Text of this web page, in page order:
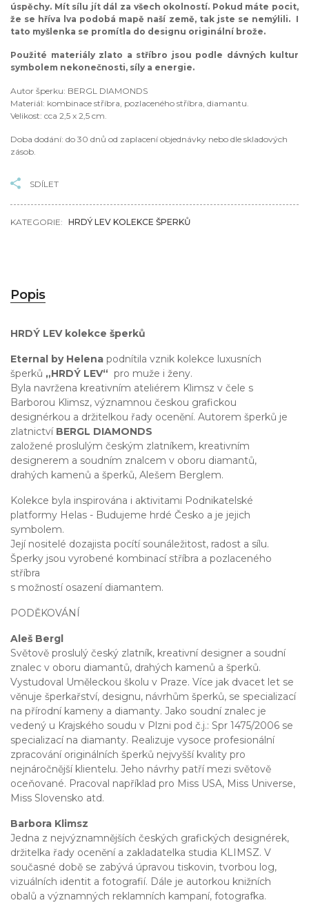
úspěchy. Mít sílu jít dál za všech okolností. Pokud máte pocit,
že se hříva lva podobá mapě naší země, tak jste se nemýlili. I
tato myšlenka se promítla do designu originální brože.
Použité materiály zlato a stříbro jsou podle dávných kultur
symbolem nekonečnosti, síly a energie.
Autor šperku: BERGL DIAMONDS
Materiál: kombinace stříbra, pozlaceného stříbra, diamantu.
Velikost: cca 2,5 x 2,5 cm.
Doba dodání: do 30 dnů od zaplacení objednávky nebo dle skladových
zásob.
SDÍLET
KATEGORIE: HRDÝ LEV KOLEKCE ŠPERKŮ
Popis
HRDÝ LEV kolekce šperků
Eternal by Helena podnítila vznik kolekce luxusních
šperků „HRDÝ LEV“ pro muže i ženy.
Byla navržena kreativním ateliérem Klimsz v čele s
Barborou Klimsz, významnou českou grafickou
designérkou a držitelkou řady ocenění. Autorem šperků je
zlatnictví BERGL DIAMONDS
založené proslulým českým zlatníkem, kreativním
designerem a soudním znalcem v oboru diamantů,
drahých kamenů a šperků, Alešem Berglem.
Kolekce byla inspirována i aktivitami Podnikatelské
platformy Helas - Budujeme hrdé Česko a je jejich
symbolem.
Její nositelé dozajista pocítí sounáležitost, radost a sílu.
Šperky jsou vyrobené kombinací stříbra a pozlaceného
stříbra
s možností osazení diamantem.
PODĚKOVÁNÍ
Aleš Bergl
Světově proslulý český zlatník, kreativní designer a soudní
znalec v oboru diamantů, drahých kamenů a šperků.
Vystudoval Uměleckou školu v Praze. Více jak dvacet let se
věnuje šperkařství, designu, návrhům šperků, se specializací
na přírodní kameny a diamanty. Jako soudní znalec je
vedený u Krajského soudu v Plzni pod č.j.: Spr 1475/2006 se
specializací na diamanty. Realizuje vysoce profesionální
zpracování originálních šperků nejvyšší kvality pro
nejnáročnější klientelu. Jeho návrhy patří mezi světově
oceňované. Pracoval například pro Miss USA, Miss Universe,
Miss Slovensko atd.
Barbora Klimsz
Jedna z nejvýznamnějších českých grafických designérek,
držitelka řady ocenění a zakladatelka studia KLIMSZ. V
současné době se zabývá úpravou tiskovin, tvorbou log,
vizuálních identit a fotografií. Dále je autorkou knižních
obalů a významných reklamních kampaní, fotografka.